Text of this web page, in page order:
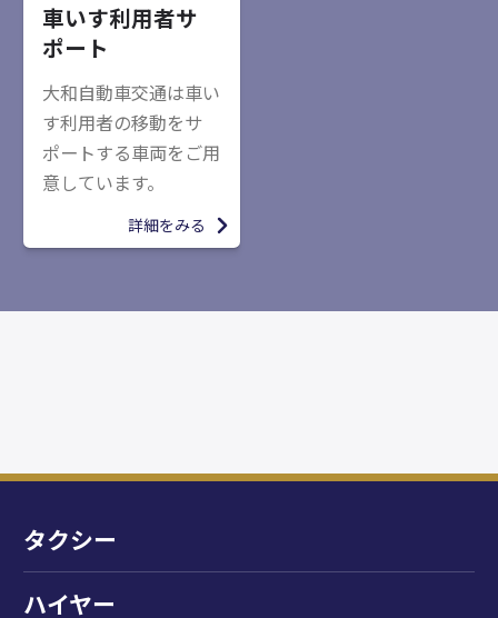
車いす利用者サ
ポート
大和自動車交通は車い
す利用者の移動をサ
ポートする車両をご用
意しています。
詳細をみる
タクシー
ハイヤー